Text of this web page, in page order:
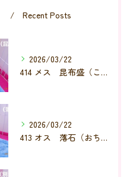
Recent Posts
2026/03/22
414 メス 昆布盛（こんぶもり）
2026/03/22
413 オス 落石（おちいし）